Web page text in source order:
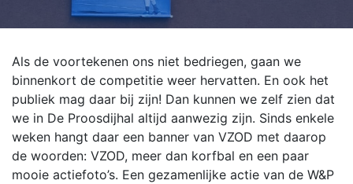
Als de voortekenen ons niet bedriegen, gaan we
binnenkort de competitie weer hervatten. En ook het
publiek mag daar bij zijn! Dan kunnen we zelf zien dat
we in De Proosdijhal altijd aanwezig zijn. Sinds enkele
weken hangt daar een banner van VZOD met daarop
de woorden: VZOD, meer dan korfbal en een paar
mooie actiefoto’s. Een gezamenlijke actie van de W&P